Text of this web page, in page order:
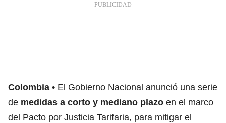
Colombia
El Gobierno Nacional anunció una serie
de medidas a corto y mediano plazo en el marco
del Pacto por Justicia Tarifaria, para mitigar el